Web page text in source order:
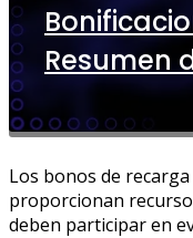
Resumen
Los bonos de
proporcionan
deben participar en